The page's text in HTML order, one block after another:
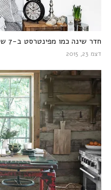
חדר שינה כמו מפינטרסט ב-7 שלבים
דצמ 23, 2015